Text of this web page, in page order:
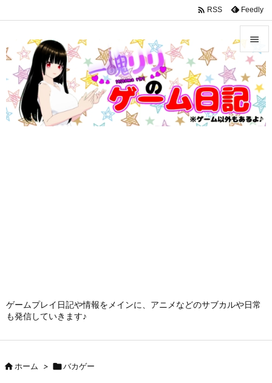
google-site-verification: googleffbc969efee6c755.html
ゲームプレイ日記や情報をメインに、アニメなどのサブカルや日常
も発信していきます♪


メニュ

サイド

 RSS Feedly
ホーム > バカゲー